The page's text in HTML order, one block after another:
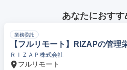
あなたにおすす
業務委託
【フルリモート】RIZAPの管理
ＲＩＺＡＰ株式会社
フルリモート